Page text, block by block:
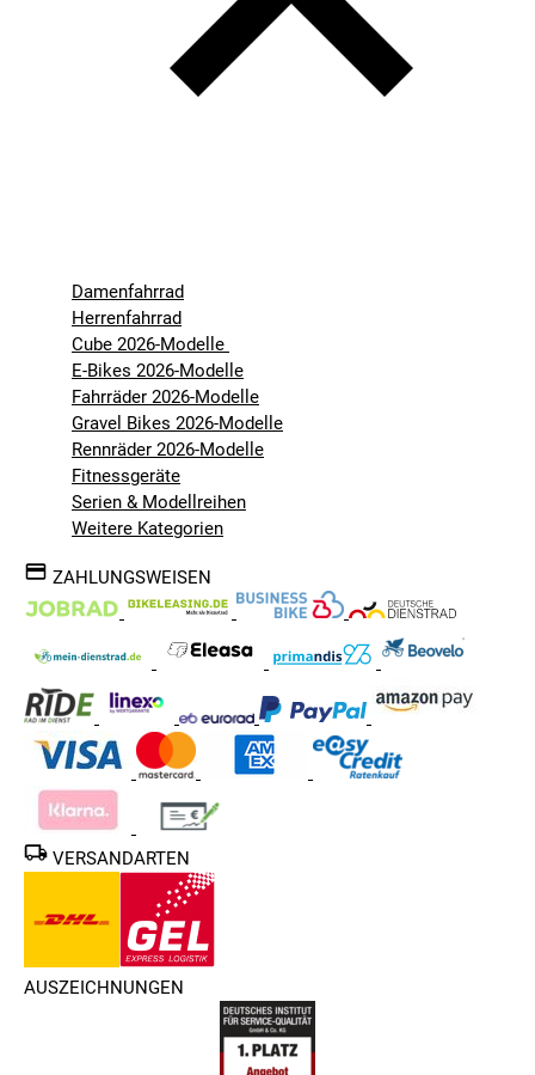
Damenfahrrad
Herrenfahrrad
Cube 2026-Modelle
E-Bikes 2026-Modelle
Fahrräder 2026-Modelle
Gravel Bikes 2026-Modelle
Rennräder 2026-Modelle
Fitnessgeräte
Serien & Modellreihen
Weitere Kategorien
ZAHLUNGSWEISEN
VERSANDARTEN
AUSZEICHNUNGEN